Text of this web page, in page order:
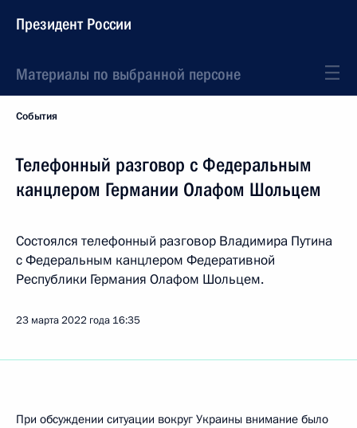
Президент России
Материалы по выбранной персоне
События
Телефонный разговор с Федеральным
канцлером Германии Олафом Шольцем
Состоялся телефонный разговор Владимира Путина
с Федеральным канцлером Федеративной
Республики Германия Олафом Шольцем.
23 марта 2022 года 16:35
При обсуждении ситуации вокруг Украины внимание было